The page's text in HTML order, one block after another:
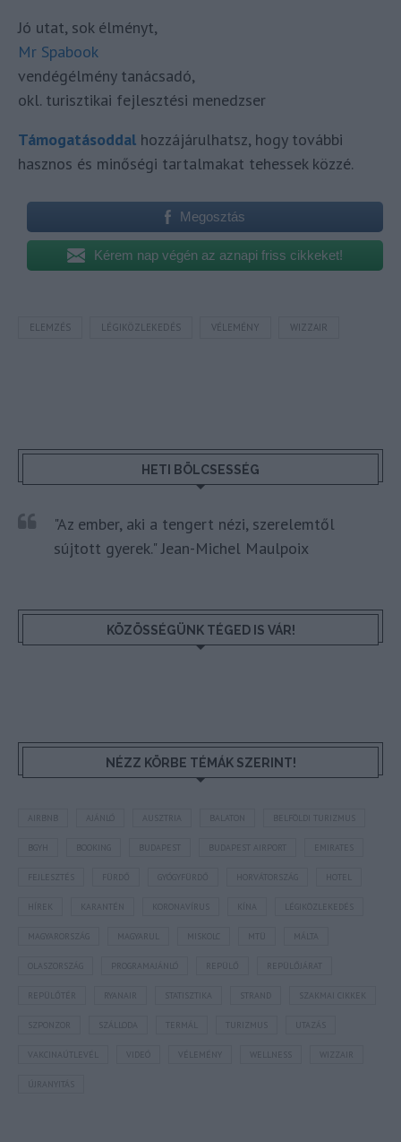
Jó utat, sok élményt,
Mr Spabook
vendégélmény tanácsadó,
okl. turisztikai fejlesztési menedzser
Támogatásoddal hozzájárulhatsz, hogy további
hasznos és minőségi tartalmakat tehessek közzé.
Megosztás
Kérem nap végén az aznapi friss cikkeket!
ELEMZÉS LÉGIKÖZLEKEDÉS VÉLEMÉNY WIZZAIR
HETI BÖLCSESSÉG
"Az ember, aki a tengert nézi, szerelemtől
sújtott gyerek." Jean-Michel Maulpoix
KÖZÖSSÉGÜNK TÉGED IS VÁR!
NÉZZ KÖRBE TÉMÁK SZERINT!
AUSZTRIA BALATON BELFÖLDI TURIZMUS
BUDAPEST BUDAPEST AIRPORT EMIRATES
FEJLESZTÉS HORVÁTORSZÁG HOTEL
KARANTÉN LÉGIKÖZLEKEDÉS
MAGYARORSZÁG MTÜ MÁLTA
OLASZORSZÁG REPÜLŐJÁRAT
REPÜLŐTÉR STATISZTIKA STRAND SZAKMAI CIKKEK
SZPONZOR SZÁLLODA TERMÁL TURIZMUS UTAZÁS
VAKCINAÚTLEVÉL WIZZAIR
ÚJRANYITÁS